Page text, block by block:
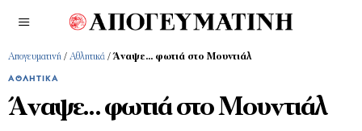
Απογευματινή / Αθλητικά /Άναψε… φωτιά στο Μουντιάλ
ΑΘΛΗΤΙΚΆ
Άναψε… φωτιά στο Μουντιάλ